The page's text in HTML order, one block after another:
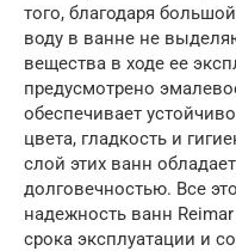
того, благодаря
воду в ванне не
вещества в ходе ее
предусмотрено
обеспечивает
цвета, гладкость и
слой этих ванн
долговечностью. Все
надежность ванн
срока эксплуатации и